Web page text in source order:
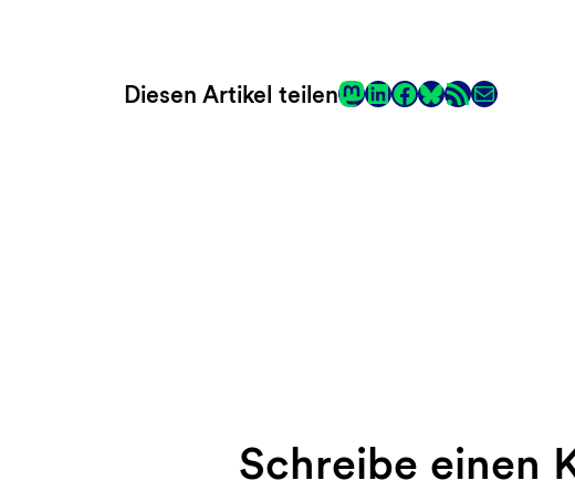
Diesen Artikel teilenMastodon
LinkedIn
Facebook
LinkRSS-Feed
E-Mail
Schreibe einen